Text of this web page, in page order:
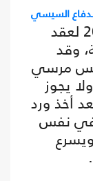
السيسي
في 11 كانون الأول/ ديسمبر 2012 لعقد
وقد
مرسي
يجوز
أخذ ورد
في نفس